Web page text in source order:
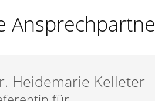
Heidemarie Kelleter